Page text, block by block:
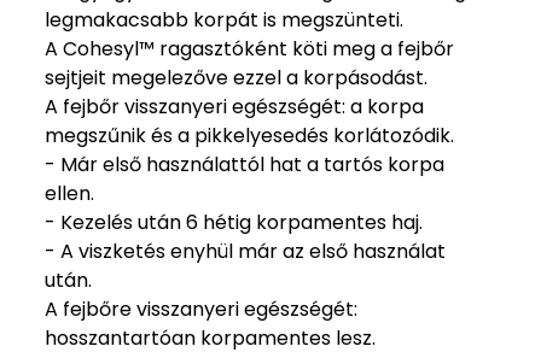
legmakacsabb korpát is megszünteti.
A Cohesyl™ ragasztóként köti meg a fejbőr
sejtjeit megelezőve ezzel a korpásodást.
A fejbőr visszanyeri egészségét: a korpa
megszűnik és a pikkelyesedés korlátozódik.
- Már első használattól hat a tartós korpa
ellen.
- Kezelés után 6 hétig korpamentes haj.
- A viszketés enyhül már az első használat
után.
A fejbőre visszanyeri egészségét:
hosszantartóan korpamentes lesz.